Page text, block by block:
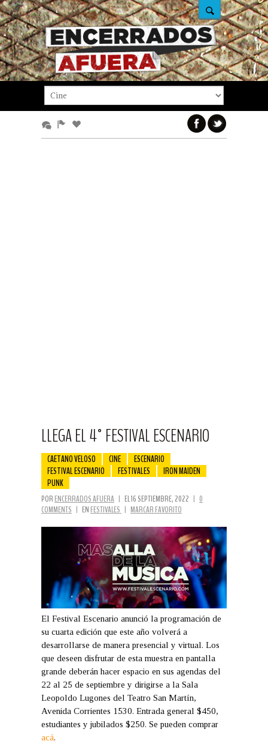
LLEGA EL 4° FESTIVAL ESCENARIO
CAETANO VELOSO CINE
ESCENARIO
FESTIVAL ESCENARIO
FESTIVALES
IRON MAIDEN
PUNK
POR ENCERRADOS AFUERA | EL 16 SEPTIEMBRE, 2022 | 0
COMMENTS | EN FESTIVALES | MARCAR FAVORITO
El Festival Escenario anunció la programación de
su cuarta edición que este año volverá a
desarrollarse de manera presencial y virtual. Los
que deseen disfrutar de esta muestra en pantalla
grande deberán hacer espacio en sus agendas del
22 al 25 de septiembre y dirigirse a la Sala
Leopoldo Lugones del Teatro San Martín,
Avenida Corrientes 1530. Entrada general $450,
estudiantes y jubilados $250. Se pueden comprar
acá.